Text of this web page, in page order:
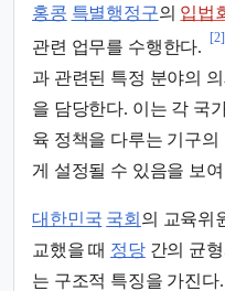
홍콩 특별행정구의 입법
관련 업무를 수행한다.
[2]
과 관련된 특정 분야의
을 담당한다. 이는 각 국
육 정책을 다루는 기구
게 설정될 수 있음을 보
대한민국 국회 의 교육위
교했을 때 정당간의 균
는 구조적 특징을 가진다.